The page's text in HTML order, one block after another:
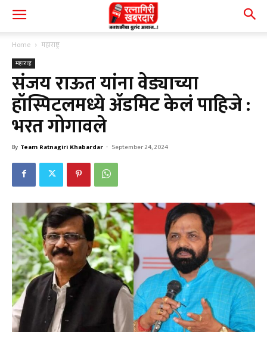
Home महाराष्ट्र
महाराष्ट्र
संजय राऊत यांना वेड्याच्या
हॉस्पिटलमध्ये ॲडमिट केलं पाहिजे :
भरत गोगावले
By Team Ratnagiri Khabardar - September 24, 2024